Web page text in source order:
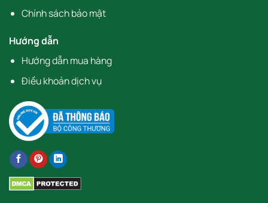
Chính sách bảo mật
Hướng dẫn
Hướng dẫn mua hàng
Điều khoản dịch vụ